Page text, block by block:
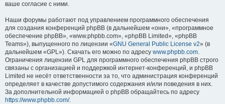
ваше согласие с ними.
Наши форумы работают под управлением программного обеспечения
для создания конференций phpBB (в дальнейшем «они», «программное
обеспечение phpBB», «www.phpbb.com», «phpBB Limited», «phpBB
Teams»), выпущенного по лицензии «GNU General Public License v2» (в
дальнейшем «GPL»). Скачать его можно по адресу www.phpbb.com.
Ограничения лицензии GPL для программного обеспечения phpBB строго
связаны с организацией и поддержкой интернет-конференций, и phpBB
Limited не несёт ответственности за то, что администрация конференций
определяет в качестве допустимого содержания и/или поведения в них.
За дополнительной информацией о phpBB обращайтесь по адресу
https://www.phpbb.com/.